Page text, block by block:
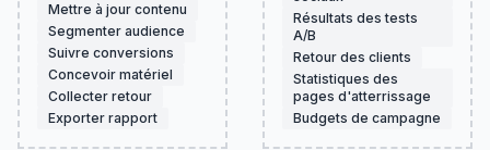
Mettre à jour contenu
Segmenter audience
Suivre conversions
Concevoir matériel
Collecter retour
Exporter rapport
Résultats des tests
A/B
Retour des clients
Statistiques des
pages d'atterrissage
Budgets de campagne